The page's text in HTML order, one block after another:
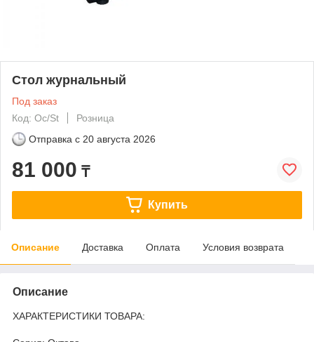
Стол журнальный
Под заказ
Код: Oc/St
Розница
Отправка с 20 августа 2026
81 000 ₸
Купить
Описание Доставка Оплата Условия возврата
Описание
ХАРАКТЕРИСТИКИ ТОВАРА: